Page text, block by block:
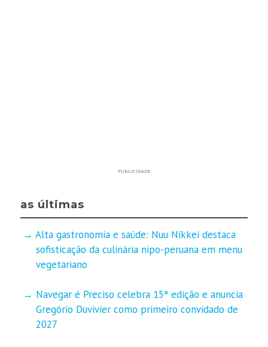
PUBLICIDADE
as últimas
Alta gastronomia e saúde: Nuu Nikkei destaca
sofisticação da culinária nipo-peruana em menu
vegetariano
Navegar é Preciso celebra 15ª edição e anuncia
Gregório Duvivier como primeiro convidado de
2027